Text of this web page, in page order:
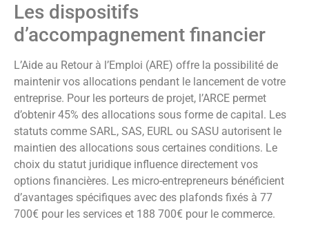
Les dispositifs
d’accompagnement financier
L’Aide au Retour à l’Emploi (ARE) offre la possibilité de
maintenir vos allocations pendant le lancement de votre
entreprise. Pour les porteurs de projet, l’ARCE permet
d’obtenir 45% des allocations sous forme de capital. Les
statuts comme SARL, SAS, EURL ou SASU autorisent le
maintien des allocations sous certaines conditions. Le
choix du statut juridique influence directement vos
options financières. Les micro-entrepreneurs bénéficient
d’avantages spécifiques avec des plafonds fixés à 77
700€ pour les services et 188 700€ pour le commerce.